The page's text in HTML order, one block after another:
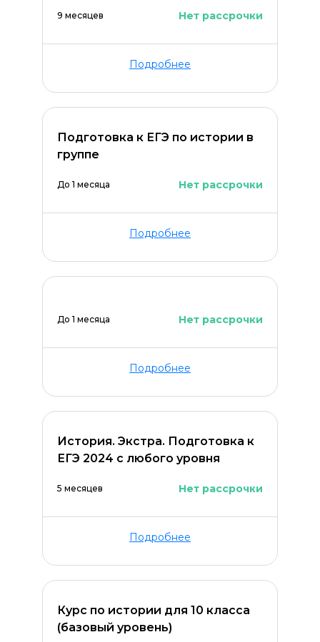
9 месяцев Нет рассрочки
Подробнее
Подготовка к ЕГЭ по истории в
группе
До 1 месяца Нет рассрочки
Подробнее
До 1 месяца Нет рассрочки
Подробнее
История. Экстра. Подготовка к
ЕГЭ 2024 с любого уровня
5 месяцев Нет рассрочки
Подробнее
Курс по истории для 10 класса
(базовый уровень)